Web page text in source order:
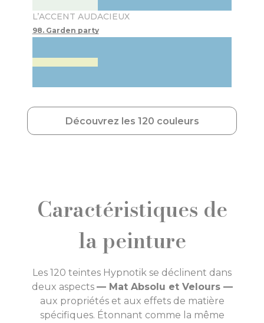
Découvrez les 120 couleurs
L’ACCENT AUDACIEUX
98. Garden party
Caractéristiques de
la peinture
Les 120 teintes Hypnotik se déclinent dans
deux aspects — Mat Absolu et Velours —
aux propriétés et aux effets de matière
spécifiques. Étonnant comme la même